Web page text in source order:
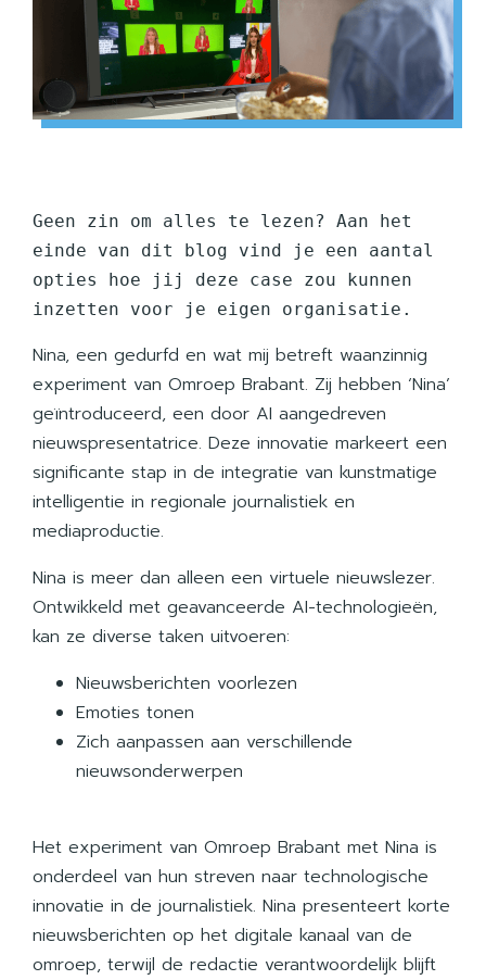
Geen zin om alles te lezen? Aan het
einde van dit blog vind je een aantal
opties hoe jij deze case zou kunnen
inzetten voor je eigen organisatie.
Nina, een gedurfd en wat mij betreft waanzinnig
experiment van Omroep Brabant. Zij hebben ‘Nina’
geïntroduceerd, een door AI aangedreven
nieuwspresentatrice. Deze innovatie markeert een
significante stap in de integratie van kunstmatige
intelligentie in regionale journalistiek en
mediaproductie.
Nina is meer dan alleen een virtuele nieuwslezer.
Ontwikkeld met geavanceerde AI-technologieën,
kan ze diverse taken uitvoeren:
Nieuwsberichten voorlezen
Emoties tonen
Zich aanpassen aan verschillende
nieuwsonderwerpen
Het experiment van Omroep Brabant met Nina is
onderdeel van hun streven naar technologische
innovatie in de journalistiek. Nina presenteert korte
nieuwsberichten op het digitale kanaal van de
omroep, terwijl de redactie verantwoordelijk blijft